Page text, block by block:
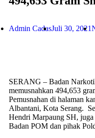
Admin CadasJuli 30, 2021
SERANG – Badan
memusnahkan 494,653
Pemusnahan di halaman
Albantani, Kota Serang.
Hendri Marpaung SH,
Badan POM dan pihak